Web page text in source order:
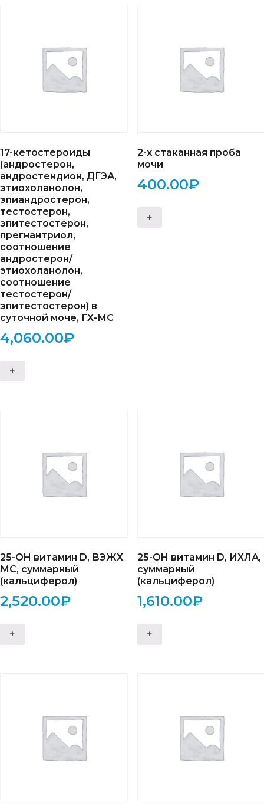
17-кетостероиды
(андростерон,
андростендион, ДГЭА,
этиохоланолон,
эпиандростерон,
тестостерон,
эпитестостерон,
прегнантриол,
соотношение
андростерон/
этиохоланолон,
соотношение
тестостерон/
эпитестостерон) в
суточной моче, ГХ-МС
4,060.00₽
+
2-х стаканная проба
мочи
400.00₽
+
25-OH витамин D, ВЭЖХ
МС, суммарный
(кальциферол)
2,520.00₽
+
25-OH витамин D, ИХЛА,
суммарный
(кальциферол)
1,610.00₽
+